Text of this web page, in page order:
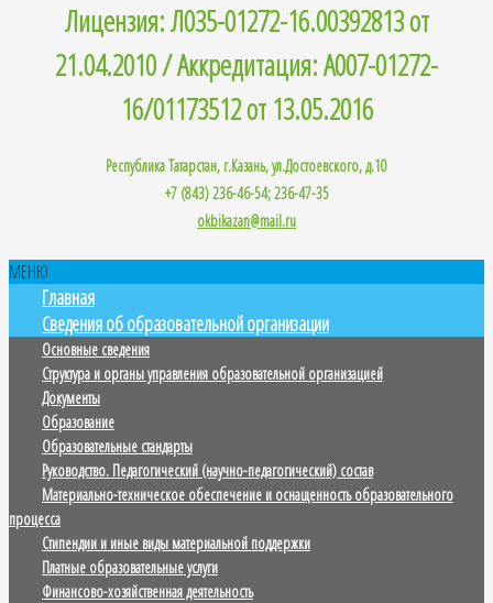
Лицензия: Л035-01272-16.00392813 от
21.04.2010 / Аккредитация: A007-01272-
16/01173512 от 13.05.2016
Республика Татарстан, г.Казань, ул.Достоевского, д.10
+7 (843) 236-46-54; 236-47-35
okbikazan@mail.ru
МЕНЮ
Главная
Сведения об образовательной организации
Основные сведения
Структура и органы управления образовательной организацией
Документы
Образование
Образовательные стандарты
Руководство. Педагогический (научно-педагогический) состав
Материально-техническое обеспечение и оснащенность образовательного
процесса
Стипендии и иные виды материальной поддержки
Платные образовательные услуги
Финансово-хозяйственная деятельность